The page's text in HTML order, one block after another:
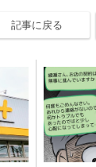
記事に戻る